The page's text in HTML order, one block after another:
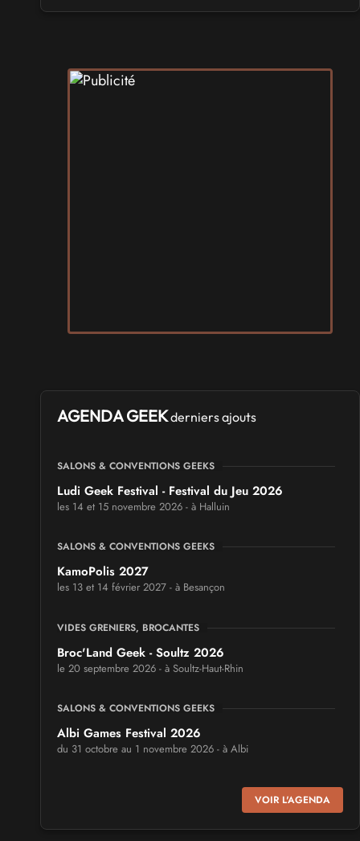
AGENDA GEEKderniers ajouts
SALONS & CONVENTIONS GEEKS
Ludi Geek Festival - Festival du Jeu 2026
les 14 et 15 novembre 2026 - à Halluin
SALONS & CONVENTIONS GEEKS
KamoPolis 2027
les 13 et 14 février 2027 - à Besançon
VIDES GRENIERS, BROCANTES
Broc'Land Geek - Soultz 2026
le 20 septembre 2026 - à Soultz-Haut-Rhin
SALONS & CONVENTIONS GEEKS
Albi Games Festival 2026
du 31 octobre au 1 novembre 2026 - à Albi
Virtual Calais - salon du jeu vidéo et des loisirs
numériques 2026
VOIR L'AGENDA